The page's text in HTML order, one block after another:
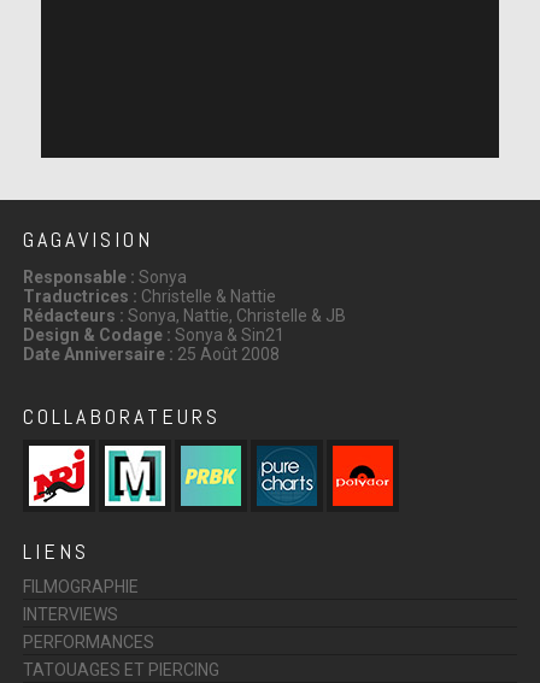
GAGAVISION
Responsable : Sonya
Traductrices : Christelle & Nattie
Rédacteurs : Sonya, Nattie, Christelle & JB
Design & Codage : Sonya & Sin21
Date Anniversaire : 25 Août 2008
COLLABORATEURS
LIENS
FILMOGRAPHIE
INTERVIEWS
PERFORMANCES
TATOUAGES ET PIERCING